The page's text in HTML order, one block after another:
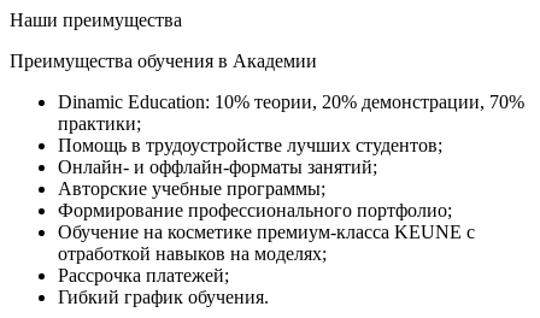
Наши преимущества
Преимущества обучения в Академии
Dinamic Education: 10% теории, 20% демонстрации, 70%
практики;
Помощь в трудоустройстве лучших студентов;
Онлайн- и оффлайн-форматы занятий;
Авторские учебные программы;
Формирование профессионального портфолио;
Обучение на косметике премиум-класса KEUNE с
отработкой навыков на моделях;
Рассрочка платежей;
Гибкий график обучения.